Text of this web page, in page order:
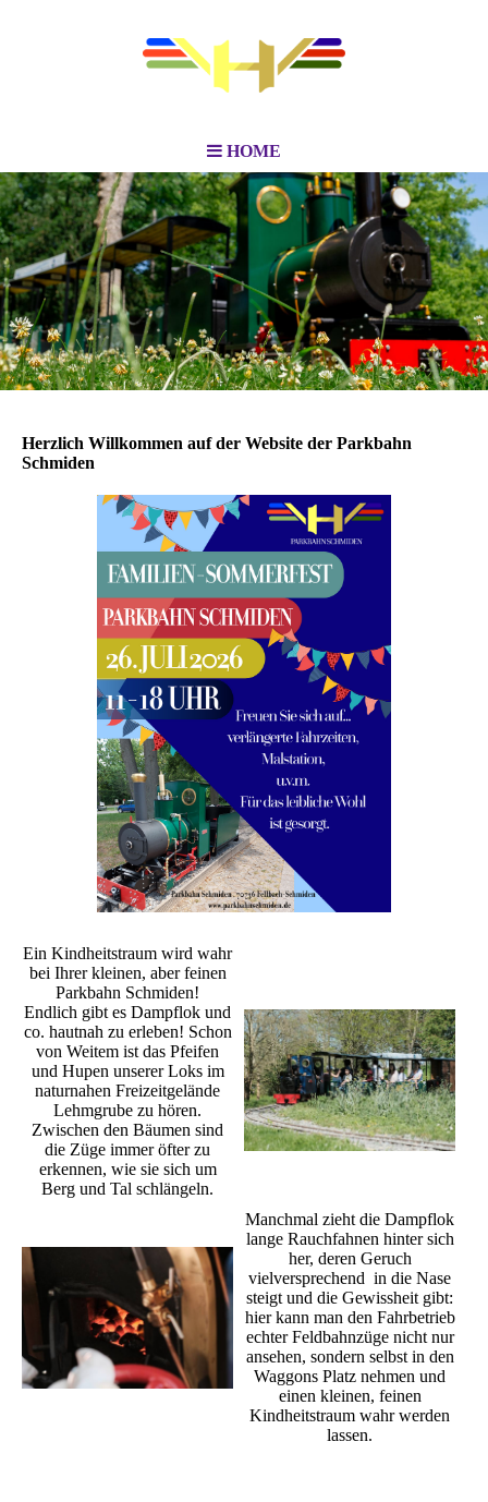
HOME
Herzlich Willkommen auf der Website der Parkbahn
Schmiden
Ein Kindheitstraum wird wahr
bei Ihrer kleinen, aber feinen
Parkbahn Schmiden!
Endlich gibt es Dampflok und
co. hautnah zu erleben! Schon
von Weitem ist das Pfeifen
und Hupen unserer Loks im
naturnahen Freizeitgelände
Lehmgrube zu hören.
Zwischen den Bäumen sind
die Züge immer öfter zu
erkennen, wie sie sich um
Berg und Tal schlängeln.
Manchmal zieht die Dampflok
lange Rauchfahnen hinter sich
her, deren Geruch
vielversprechend in die Nase
steigt und die Gewissheit gibt:
hier kann man den Fahrbetrieb
echter Feldbahnzüge nicht nur
ansehen, sondern selbst in den
Waggons Platz nehmen und
einen kleinen, feinen
Kindheitstraum wahr werden
lassen.